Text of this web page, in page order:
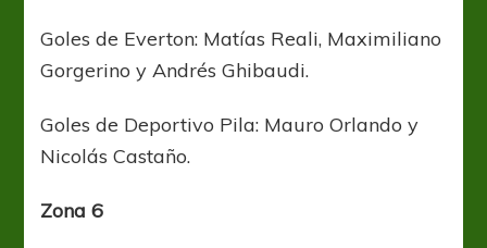
Goles de Everton: Matías Reali, Maximiliano
Gorgerino y Andrés Ghibaudi.
Goles de Deportivo Pila: Mauro Orlando y
Nicolás Castaño.
Zona 6